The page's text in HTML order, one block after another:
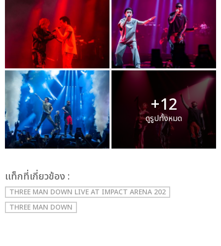
+12
ดูรูปทั้งหมด
เเท็กที่เกี่ยวข้อง :
THREE MAN DOWN LIVE AT IMPACT ARENA 202
THREE MAN DOWN